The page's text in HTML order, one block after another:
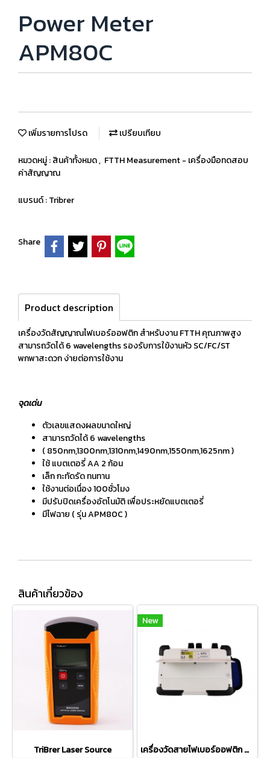
Power Meter
APM80C
เพิ่มรายการโปรด เปรียบเทียบ
หมวดหมู่ :สินค้าทั้งหมด, FTTH Measurement - เครื่องมือทดสอบ
ค่าสัญญาณ
แบรนด์ :Tribrer
Share
Product description
เครื่องวัดสัญญาณไฟเบอร์ออฟติก สำหรับงาน FTTH คุณภาพสูง
สามารถวัดได้ 6 wavelengths รองรับการใข้งานหัว SC/FC/ST
พกพาสะดวก ง่ายต่อการใช้งาน
จุดเด่น
ตัวเลขแสดงผลขนาดใหญ่
สามารถวัดได้ 6 wavelengths
( 850nm,1300nm,1310nm,1490nm,1550nm,1625nm )
ใช้ แบตเตอรี่ AA 2 ก้อน
เล็ก กะทัดรัด ทนทาน
ใช้งานต่อเนื่อง 100ชั่วโมง
มีปรับปิดเครื่องอัตโนมัติ เพื่อประหยัดแบตเตอรี่
มีไฟฉาย ( รุ่น APM80C )
สินค้าเกี่ยวข้อง
TriBrer Laser Source
New
เครื่องวัดสายไฟเบอร์ออฟติก OTDR ยี่ห้อ TriBrer รุ่น TB700